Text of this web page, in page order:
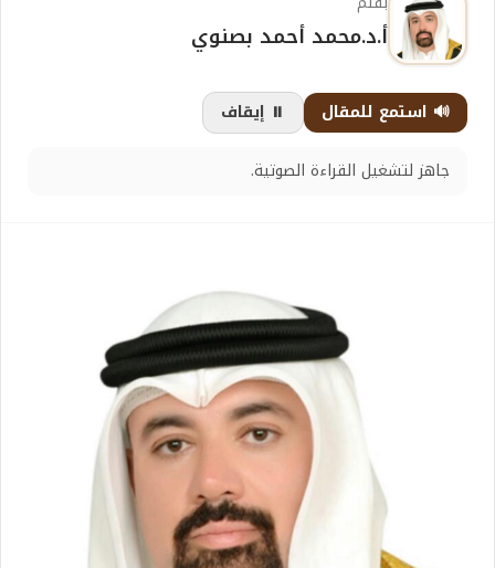
أ.د.محمد أحمد بصنوي
🔊 استمع للمقال
⏸️ إيقاف
جاهز لتشغيل القراءة الصوتية.